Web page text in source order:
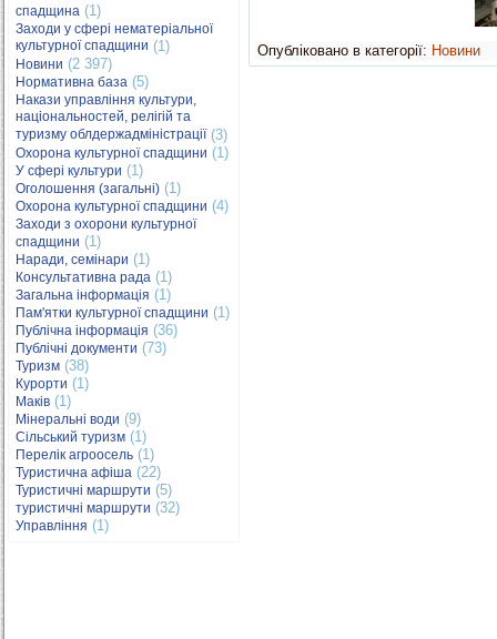
спадщина (1)
Заходи у сфері нематеріальної
культурної спадщини (1)
Новини (2 397)
Нормативна база (5)
Накази управління культури,
національностей, релігій та
туризму облдержадміністрації(3)
Охорона культурної спадщини (1)
У сфері культури (1)
Оголошення (загальні) (1)
Охорона культурної спадщини (4)
Заходи з охорони культурної
спадщини (1)
Наради, семінари (1)
Консультативна рада (1)
Загальна інформація (1)
Пам'ятки культурної спадщини (1)
Публічна інформація (36)
Публічні документи (73)
Туризм (38)
Курорти (1)
Маків (1)
Мінеральні води (9)
Сільський туризм (1)
Перелік агроосель (1)
Туристична афіша (22)
Туристичні маршрути (5)
туристичні маршрути (32)
Управління (1)
Опубліковано в категорії: Новини